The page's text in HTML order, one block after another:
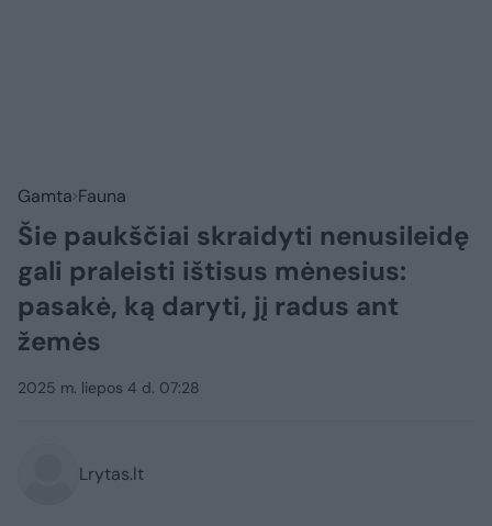
Gamta Fauna
Šie paukščiai skraidyti nenusileidę
gali praleisti ištisus mėnesius:
pasakė, ką daryti, jį radus ant
žemės
2025 m. liepos 4 d. 07:28
Lrytas.lt